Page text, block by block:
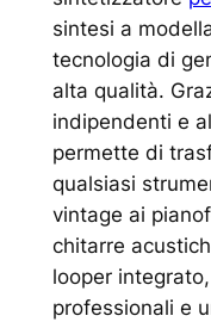
sintesi a
tecnologia di
alta qualità.
indipendenti e
permette di
qualsiasi
vintage ai
chitarre
looper
professionali e